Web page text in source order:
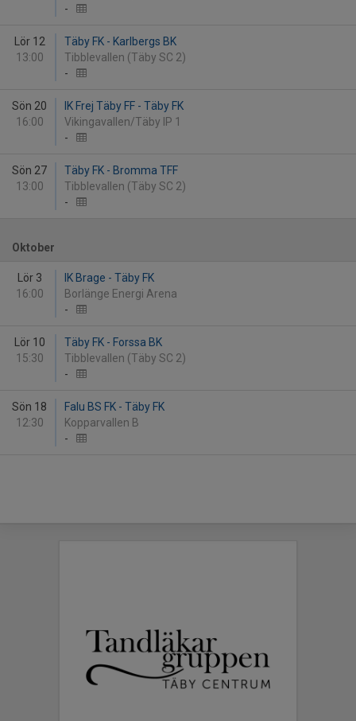
-
Lör 12
13:00
Täby FK - Karlbergs BK
Tibblevallen (Täby SC 2)
-
Sön 20
16:00
IK Frej Täby FF - Täby FK
Vikingavallen/Täby IP 1
-
Sön 27
13:00
Täby FK - Bromma TFF
Tibblevallen (Täby SC 2)
-
Oktober
Lör 3
16:00
IK Brage - Täby FK
Borlänge Energi Arena
-
Lör 10
15:30
Täby FK - Forssa BK
Tibblevallen (Täby SC 2)
-
Sön 18
12:30
Falu BS FK - Täby FK
Kopparvallen B
-